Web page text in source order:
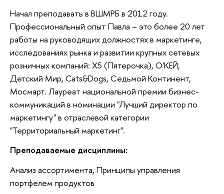
Начал преподавать в ВШМРБ в 2012 году.
Профессиональный опыт Павла – это более 20 лет
работы на руководящих должностях в маркетинге,
исследованиях рынка и развитии крупных сетевых
розничных компаний: Х5 (Пятерочка), О'КЕЙ,
Детский Мир, Cats&Dogs, Седьмой Континент,
Мосмарт. Лауреат национальной премии бизнес-
коммуникаций в номинации "Лучший директор по
маркетингу" в отраслевой категории
"Территориальный маркетинг".
Преподаваемые дисциплины:
Анализ ассортимента, Принципы управления
портфелем продуктов